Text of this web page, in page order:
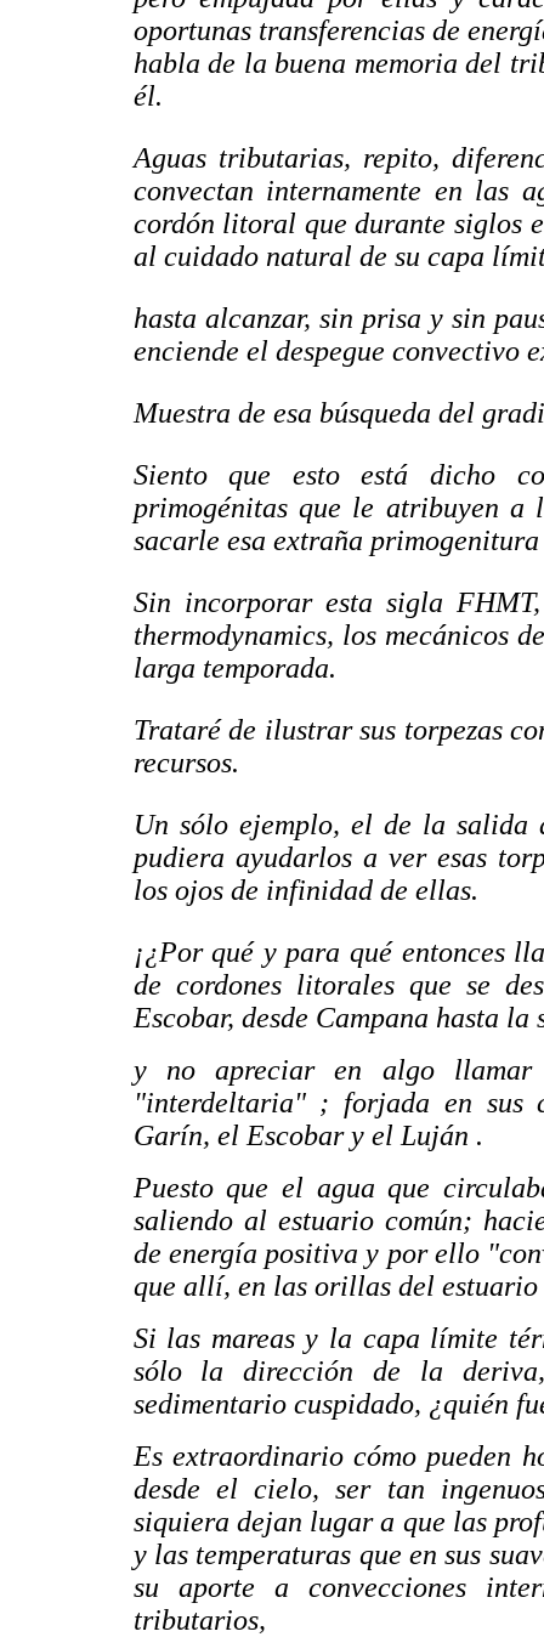
oportunas transferencias de
habla de la buena memoria del
él.
Aguas tributarias, repito,
convectan internamente en las
cordón litoral que durante siglos
al cuidado natural de su capa
hasta alcanzar, sin prisa y sin
enciende el despegue convectivo
Muestra de esa búsqueda del
Siento que esto está dicho
primogénitas que le atribuyen
sacarle esa extraña
Sin incorporar esta sigla
thermodynamics, los mecánicos
larga temporada.
Trataré de ilustrar sus torpezas
recursos.
Un sólo ejemplo, el de la
pudiera ayudarlos a ver esas
los ojos de infinidad de ellas.
¡¿Por qué y para qué entonces
de cordones litorales que se
Escobar, desde Campana hasta
y no apreciar en algo llamar
"interdeltaria" ; forjada en sus
Garín, el Escobar y el Luján .
Puesto que el agua que
saliendo al estuario común;
de energía positiva y por ello
que allí, en las orillas del
Si las mareas y la capa límite
sólo la dirección de la
sedimentario cuspidado, ¿quién
Es extraordinario cómo pueden
desde el cielo, ser tan
siquiera dejan lugar a que las
y las temperaturas que en sus
su aporte a convecciones
tributarios,